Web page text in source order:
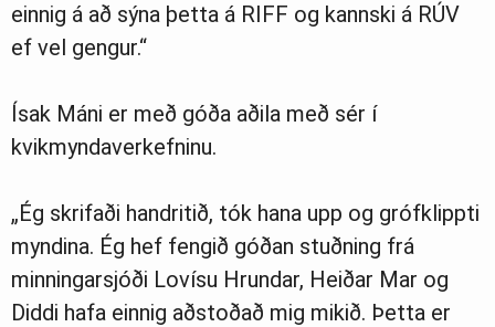
einnig á að sýna þetta á RIFF og kannski á RÚV
ef vel gengur.“
Ísak Máni er með góða aðila með sér í
kvikmyndaverkefninu.
„Ég skrifaði handritið, tók hana upp og grófklippti
myndina. Ég hef fengið góðan stuðning frá
minningarsjóði Lovísu Hrundar, Heiðar Mar og
Diddi hafa einnig aðstoðað mig mikið. Þetta er